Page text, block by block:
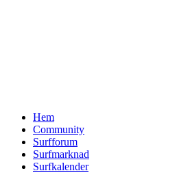
Hem
Community
Surfforum
Surfmarknad
Surfkalender